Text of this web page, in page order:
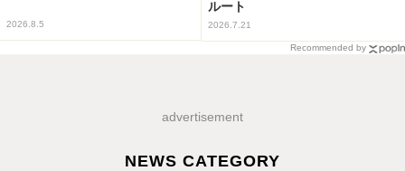
2026.8.5
ルート
2026.7.21
Recommended by
advertisement
NEWS CATEGORY